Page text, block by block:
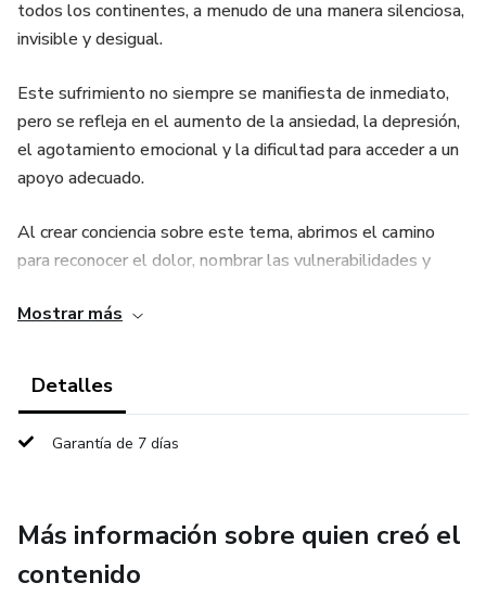
todos los continentes, a menudo de una manera silenciosa,
invisible y desigual.
Este sufrimiento no siempre se manifiesta de inmediato,
pero se refleja en el aumento de la ansiedad, la depresión,
el agotamiento emocional y la dificultad para acceder a un
apoyo adecuado.
Al crear conciencia sobre este tema, abrimos el camino
para reconocer el dolor, nombrar las vulnerabilidades y
personas busquen atención, apoyo y tratamiento.
El objetivo es construir un mundo en el que la atención a la
Este cambio solo ocurre cuando las personas, las
Mostrar más
Detalles
Garantía de 7 días
Más información sobre quien creó el
contenido